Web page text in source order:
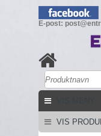
E-post:
VIS